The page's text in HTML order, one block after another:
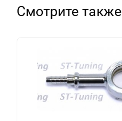
Смотрите также